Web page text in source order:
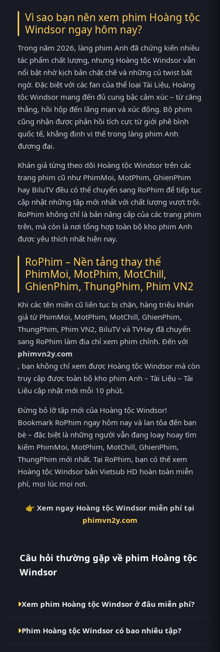
Vì sao bạn nên xem phim Hoàng tộc
Windsor ngay hôm nay?
Trong năm 2026, làng phim Anh đã chứng kiến nhiều
tác phẩm chất lượng, nhưng Hoàng tộc Windsor vẫn
nổi bật nhờ kịch bản chặt chẽ và những cú twist bất
ngờ. Đặc biệt với các fan của thể loại Tài Liệu, Hoàng
tộc Windsor mang đến đủ cung bậc cảm xúc – từ căng
thẳng, hồi hộp đến lãng mạn và xúc động. Bộ phim
cũng nhận được phản hồi tích cực từ giới phê bình
quốc tế, khẳng định vị thế trong làng phim Anh
đương đại.
Khán giả từng theo dõi Hoàng tộc Windsor trên các
trang phim cũ như PhimMoi, MotPhim, GhienPhim
hay BiluTV đều có thể chuyển sang RoPhim để tiếp tục
cập nhật những tập mới nhất với chất lượng vượt trội.
RoPhim không chỉ là bản nâng cấp của các trang phim
trên, mà còn là nơi tổng hợp toàn bộ kho phim Anh
được yêu thích nhất hiện nay.
RoPhim – Nền tảng thay thế
PhimMoi, MotPhim, MotChill,
GhienPhim, ThungPhim, Phim VN2
Khi các tên miền cũ liên tục bị chặn, hàng triệu khán
giả từ PhimMoi, MotPhim, MotChill, GhienPhim,
ThungPhim, Phim VN2, BiluTV và TVHay đã chuyển
sang RoPhim làm địa chỉ xem phim chính. Đến với
phimvn2y.com
, bạn không chỉ xem được Hoàng tộc Windsor mà còn
truy cập được toàn bộ kho phim Anh – Tài Liệu – Tài
Liệu cập nhật mới mỗi 10 phút.
Đừng bỏ lỡ tập mới của Hoàng tộc Windsor!
Bookmark RoPhim ngay hôm nay và lan tỏa đến bạn
bè – đặc biệt là những người vẫn đang loay hoay tìm
kiếm PhimMoi, MotPhim, MotChill, GhienPhim,
ThungPhim mới nhất. Tại RoPhim, bạn có thể xem
Hoàng tộc Windsor bản Vietsub HD hoàn toàn miễn
phí, mọi lúc mọi nơi.
👉 Xem ngay Hoàng tộc Windsor miễn phí tại
phimvn2y.com
Câu hỏi thường gặp về phim Hoàng tộc
Windsor
Xem phim Hoàng tộc Windsor ở đâu miễn phí?
miễn phí tại RoPhim (phimvn2y.com) — không
Phim Hoàng tộc Windsor có bao nhiêu tập?